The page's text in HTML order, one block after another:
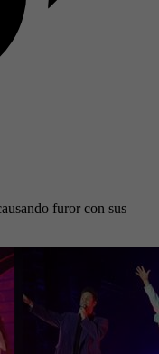
furor con sus